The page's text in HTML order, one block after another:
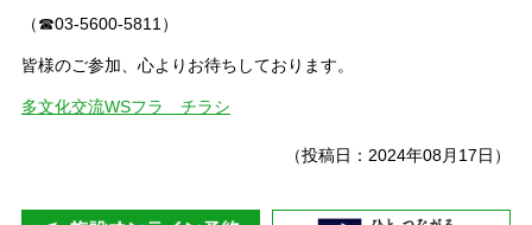
（☎03-5600-5811）
皆様のご参加、心よりお待ちしております。
多文化交流WSフラ チラシ
（投稿日：2024年08月17日）